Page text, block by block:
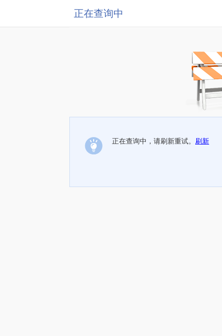
正在查询中
正在查询中，请刷新重试。 刷新